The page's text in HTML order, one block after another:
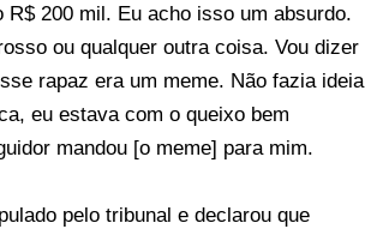
200 mil. Eu acho isso um absurdo.
ou qualquer outra coisa. Vou dizer
rapaz era um meme. Não fazia ideia
eu estava com o queixo bem
mandou [o meme] para mim.
pelo tribunal e declarou que